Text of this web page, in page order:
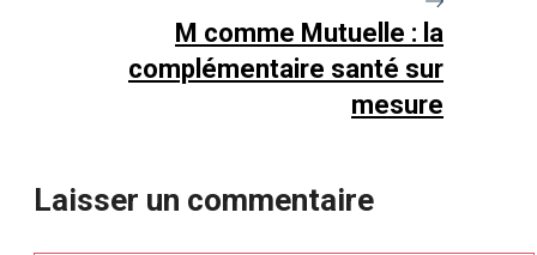
M comme Mutuelle : la
complémentaire santé sur
mesure
Laisser un commentaire